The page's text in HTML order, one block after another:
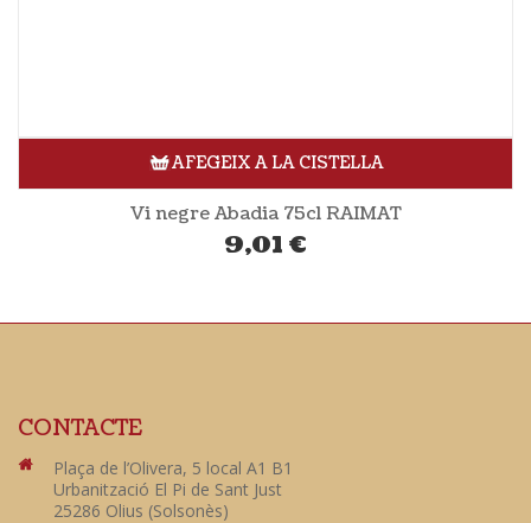
AFEGEIX A LA CISTELLA
Vi negre Abadia 75cl RAIMAT
9,01 €
CONTACTE
Plaça de l’Olivera, 5 local A1 B1
Urbanització El Pi de Sant Just
25286 Olius (Solsonès)